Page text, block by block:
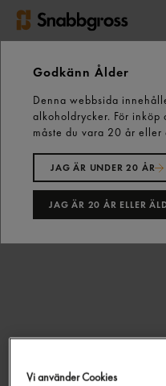
Start Kyld färdigmat
Naturell Tofu Fast
Godkänn Ålder
Denna webbsida
alkoholdrycker. För inköp
måste du vara 20 år eller
JAG ÄR UNDER 20 ÅR
JAG ÄR 20 ÅR ELLER
Vi använder Cookies